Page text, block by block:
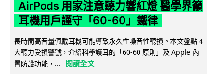
AirPods 用家注意聽力響紅燈 醫學界籲
耳機用戶謹守「60-60」鐵律
長時間高音量佩戴耳機可能導致永久性噪音性聽損。本文盤點 4
大聽力受損警號，介紹科學護耳的「60-60 原則」及 Apple 內
置防護功能，...
閱讀全文